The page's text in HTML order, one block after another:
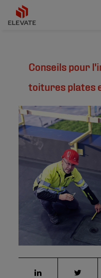
Conseils pour
toitures plates